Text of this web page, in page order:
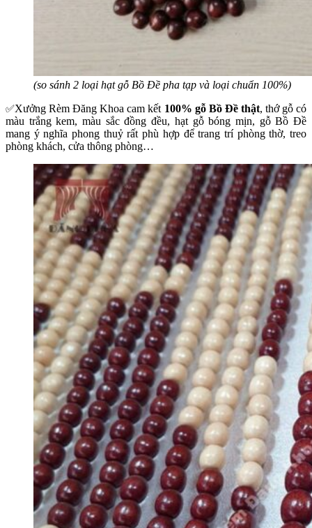
(so sánh 2 loại hạt gỗ Bồ Đề pha tạp và loại chuẩn 100%)
✅Xưởng Rèm Đăng Khoa cam kết 100% gỗ Bồ Đề thật, thớ gỗ có
màu trắng kem, màu sắc đồng đều, hạt gỗ bóng mịn, gỗ Bồ Đề
mang ý nghĩa phong thuỷ rất phù hợp để trang trí phòng thờ, treo
phòng khách, cửa thông phòng…